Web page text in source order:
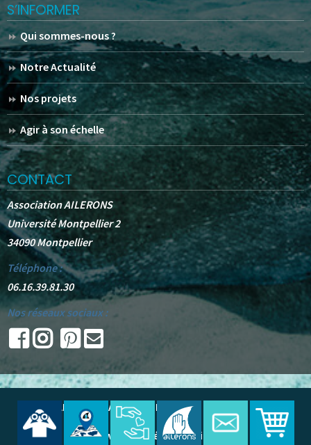
S’INFORMER
Qui sommes-nous ?
Notre Actualité
Nos projets
Agir à son échelle
CONTACT
Association AILERONS
Université Montpellier 2
34090 Montpellier
Téléphone :
06.16.39.81.30
Nos réseaux sociaux :
© 2025 - AILERONS . All Rights Reserved.
Site web réalisé par Oudine A.